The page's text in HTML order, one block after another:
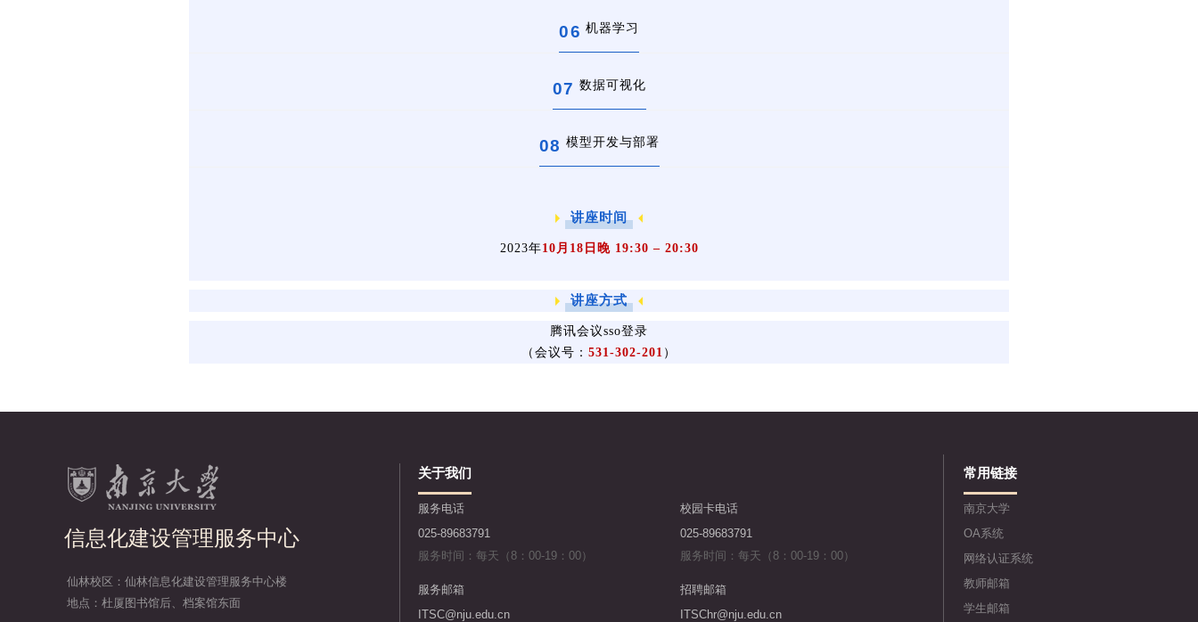
06 机器学习
07 数据可视化
08 模型开发与部署
讲座时间
2023年10月18日晚 19:30 – 20:30
讲座方式
腾讯会议sso登录
（会议号： 531-302-201 ）
信息化建设管理服务中心
仙林校区：仙林信息化建设管理服务中心楼
地点：杜厦图书馆后、档案馆东面
关于我们
服务电话
025-89683791
服务时间：每天（8：00-19：00）
校园卡电话
025-89683791
服务时间：每天（8：00-19：00）
服务邮箱
ITSC@nju.edu.cn
招聘邮箱
ITSChr@nju.edu.cn
常用链接
南京大学
OA系统
网络认证系统
教师邮箱
学生邮箱